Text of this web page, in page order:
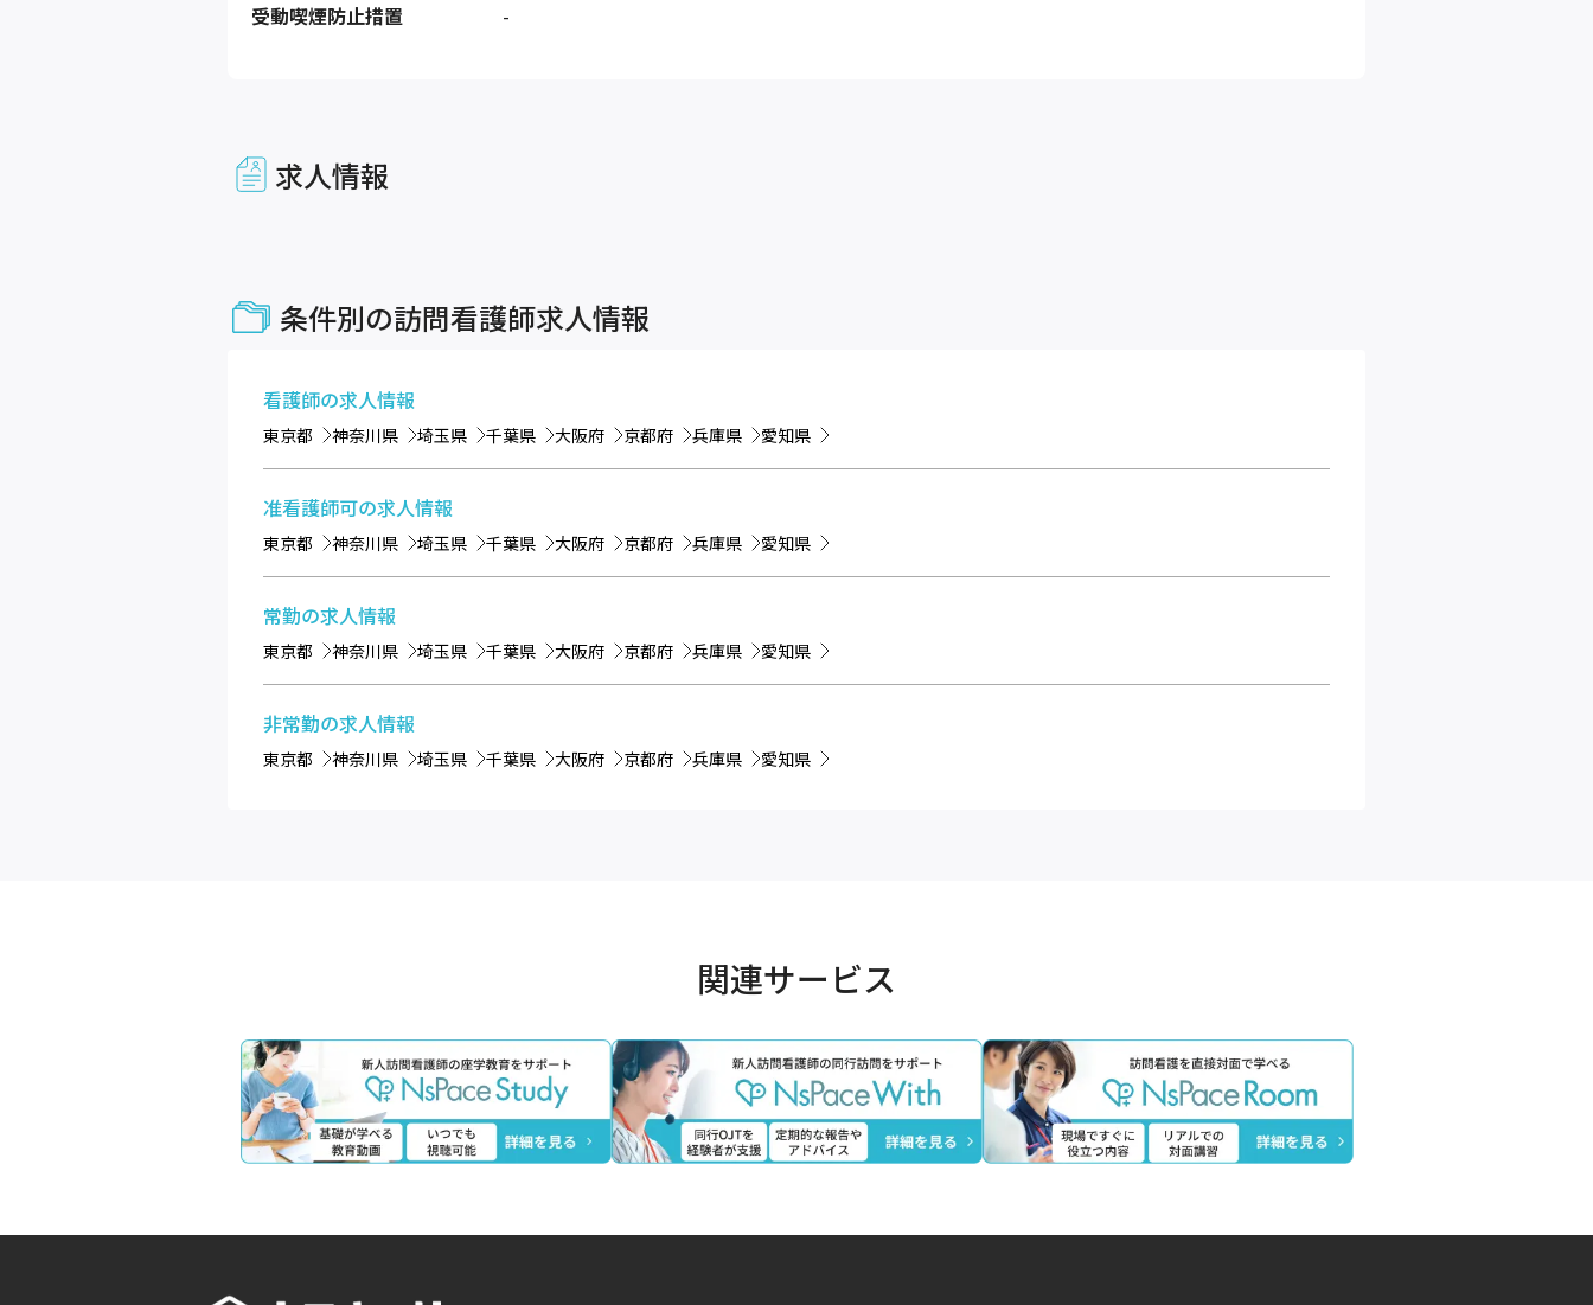
受動喫煙防止措置 -
求人情報
条件別の訪問看護師求人情報
看護師の求人情報
東京都 神奈川県 埼玉県 千葉県 大阪府 京都府 兵庫県 愛知県
准看護師可の求人情報
東京都 神奈川県 埼玉県 千葉県 大阪府 京都府 兵庫県 愛知県
常勤の求人情報
東京都 神奈川県 埼玉県 千葉県 大阪府 京都府 兵庫県 愛知県
非常勤の求人情報
東京都 神奈川県 埼玉県 千葉県 大阪府 京都府 兵庫県 愛知県
関連サービス